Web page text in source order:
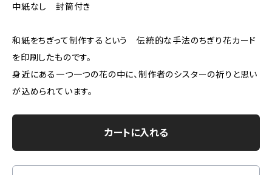
中紙なし 封筒付き
和紙をちぎって制作するという 伝統的な手法のちぎり花カード
を印刷したものです。
身近にある一つ一つの花の中に、制作者のシスターの祈りと思い
が込められています。
カートに入れる